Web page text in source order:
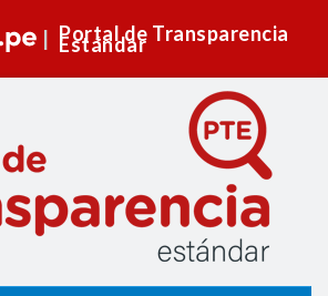
Portal de Transparencia
Estándar